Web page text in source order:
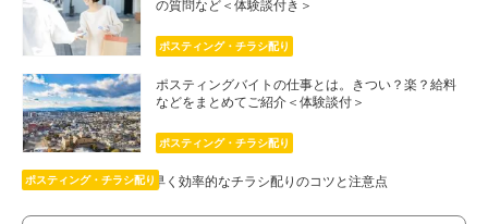
の質問など＜体験談付き＞
ポスティング・チラシ配り
ポスティングバイトの仕事とは。きつい？楽？給料
などをまとめてご紹介＜体験談付＞
ポスティング・チラシ配り
ポスティングバイトで早く効率的なチラシ配りのコツと注意点
ポスティング・チラシ配り